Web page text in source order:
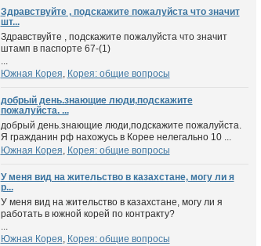
Здравствуйте , подскажите пожалуйста что значит
шт...
Здравствуйте , подскажите пожалуйста что значит
штамп в паспорте 67-(1)
...
Южная Корея, Корея: общие вопросы
добрый день.знающие люди,подскажите
пожалуйста. ...
добрый день.знающие люди,подскажите пожалуйста.
Я гражданин рф нахожусь в Корее нелегально 10 ...
Южная Корея, Корея: общие вопросы
У меня вид на жительство в казахстане, могу ли я
р...
У меня вид на жительство в казахстане, могу ли я
работать в южной корей по контракту?
...
Южная Корея, Корея: общие вопросы